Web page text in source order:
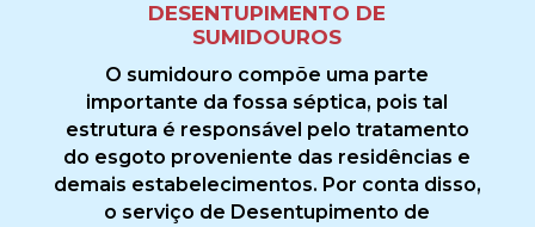
DESENTUPIMENTO DE
SUMIDOUROS
O sumidouro compõe uma parte
importante da fossa séptica, pois tal
estrutura é responsável pelo tratamento
do esgoto proveniente das residências e
demais estabelecimentos. Por conta disso,
o serviço de Desentupimento de